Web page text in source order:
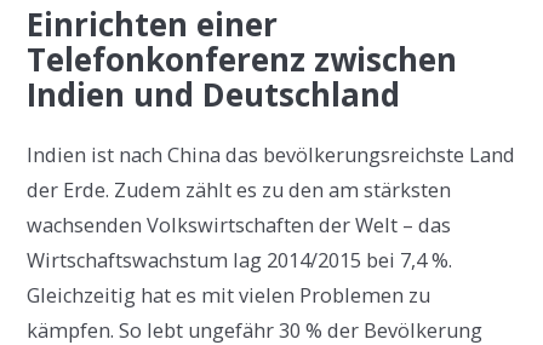
Einrichten einer
Telefonkonferenz zwischen
Indien und Deutschland
Indien ist nach China das bevölkerungsreichste Land
der Erde. Zudem zählt es zu den am stärksten
wachsenden Volkswirtschaften der Welt – das
Wirtschaftswachstum lag 2014/2015 bei 7,4 %.
Gleichzeitig hat es mit vielen Problemen zu
kämpfen. So lebt ungefähr 30 % der Bevölkerung